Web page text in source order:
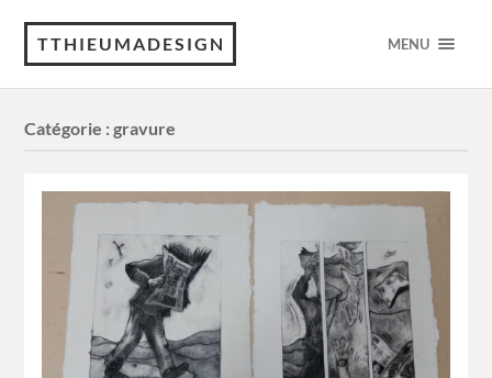
TTHIEUMADESIGN MENU
Catégorie :gravure